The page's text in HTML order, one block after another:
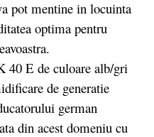
pot mentine in locuinta
optima pentru
40 E de culoare alb/gri
de generatie
german
din acest domeniu cu